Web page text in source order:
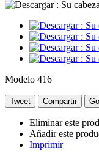
Modelo 416
Tweet Compartir
Eliminar este
Añadir este
Imprimir